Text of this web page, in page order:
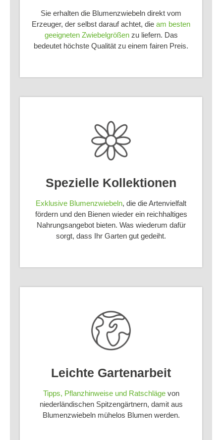
Sie erhalten die Blumenzwiebeln direkt vom
Erzeuger, der selbst darauf achtet, die am besten
geeigneten Zwiebelgrößenzu liefern. Das
bedeutet höchste Qualität zu einem fairen Preis.
Spezielle Kollektionen
Exklusive Blumenzwiebeln, die die Artenvielfalt
fördern und den Bienen wieder ein reichhaltiges
Nahrungsangebot bieten. Was wiederum dafür
sorgt, dass Ihr Garten gut gedeiht.
Leichte Gartenarbeit
Tipps, Pflanzhinweise und Ratschlägevon
niederländischen Spitzengärtnern, damit aus
Blumenzwiebeln mühelos Blumen werden.